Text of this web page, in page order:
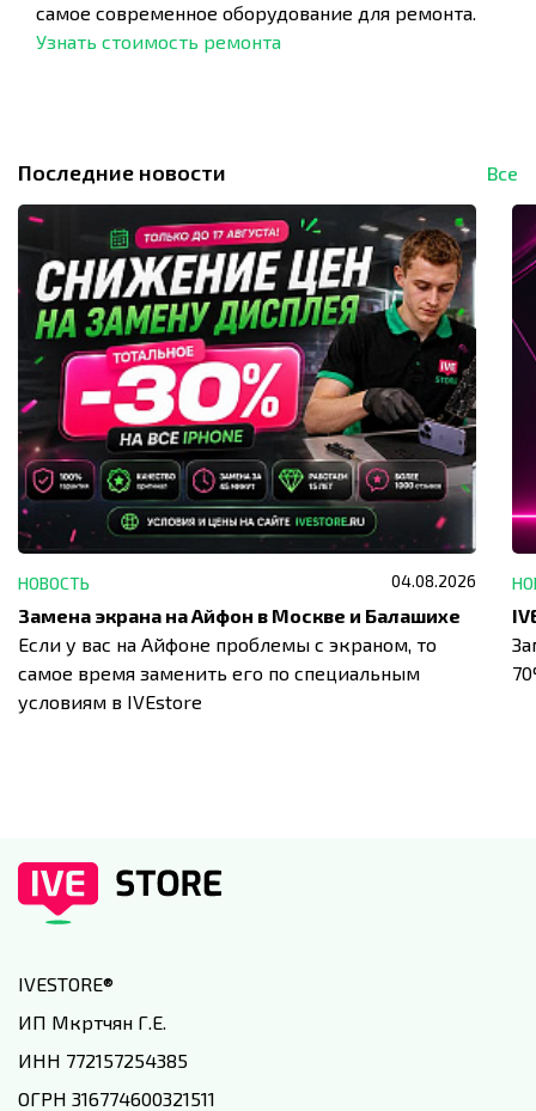
самое современное оборудование для ремонта.
Узнать стоимость ремонта
Последние новости Все
НОВОСТЬ 04.08.2026
Замена экрана на Айфон в Москве и Балашихе
Если у вас на Айфоне проблемы с экраном, то
самое время заменить его по специальным
условиям в IVEstore
IVESTORE®
ИП Мкртчян Г.Е.
ИНН 772157254385
ОГРН 316774600321511